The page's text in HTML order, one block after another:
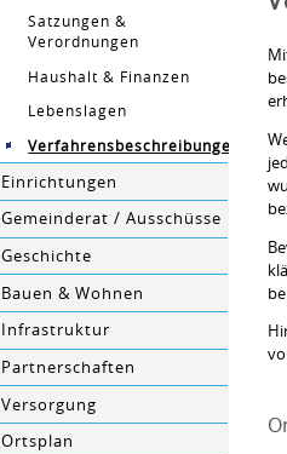
Satzungen &
Verordnungen
Haushalt & Finanzen
Lebenslagen
Verfahrensbeschreibungen
Einrichtungen
Gemeinderat / Ausschüsse
Geschichte
Bauen & Wohnen
Infrastruktur
Partnerschaften
Versorgung
Ortsplan